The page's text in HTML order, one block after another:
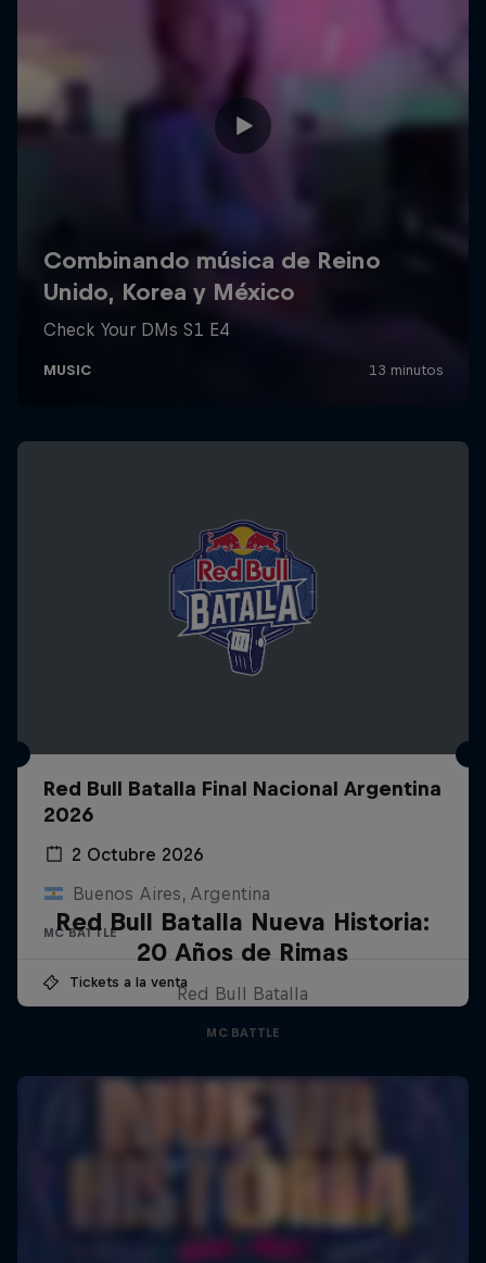
Red Bull Batalla Final Nacional Argentina
2026
2 Octubre 2026
Buenos Aires, Argentina
MC BATTLE
Tickets a la venta
Red Bull Batalla Nueva Historia:
20 Años de Rimas
Red Bull Batalla
MC BATTLE